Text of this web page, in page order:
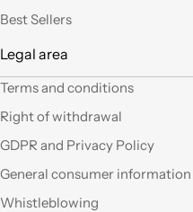
Best Sellers
Legal area
Terms and conditions
Right of withdrawal
GDPR and Privacy Policy
General consumer information
Whistleblowing